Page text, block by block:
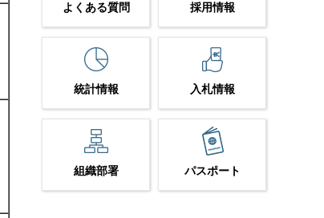
よくある質問 採用情報
統計情報 入札情報
組織部署 パスポート